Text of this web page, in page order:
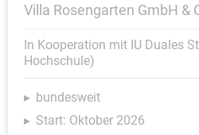
Villa Rosengarten GmbH &
In Kooperation mit IU Duales
Hochschule)
bundesweit
Start: Oktober 2026